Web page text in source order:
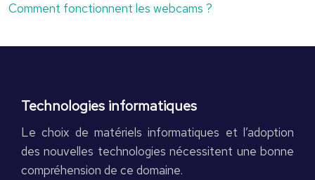
Comment fonctionnent les webcams ?
Technologies informatiques
Le choix de matériels informatiques et l’adoption
des nouvelles technologies nécessitent une bonne
compréhension de ce domaine.